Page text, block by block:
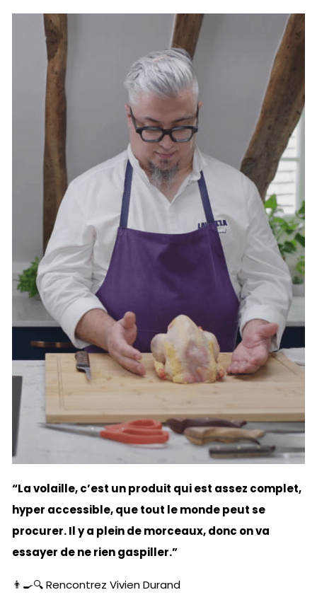
“La volaille, c’est un produit qui est assez complet,
hyper accessible, que tout le monde peut se
procurer. Il y a plein de morceaux, donc on va
essayer de ne rien gaspiller.”
👨‍🍳🔍 Rencontrez Vivien Durand